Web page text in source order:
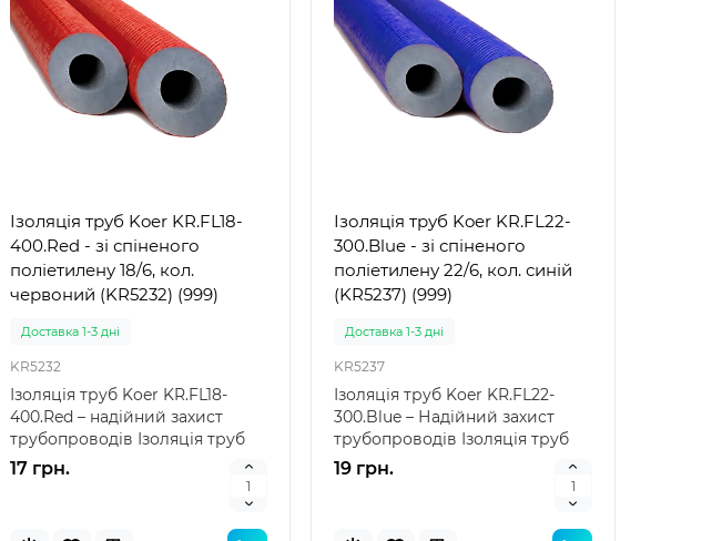
Ізоляція труб Koer KR.FL18-
400.Red - зі спіненого
поліетилену 18/6, кол.
червоний (KR5232) (999)
Доставка 1-3 дні
KR5232
Ізоляція труб Koer KR.FL18-
400.Red – надійний захист
трубопроводів Ізоляція труб
Koer KR.FL18-400.R..
17 грн.
Ізоляція труб Koer KR.FL22-
300.Blue - зі спіненого
поліетилену 22/6, кол. синій
(KR5237) (999)
Доставка 1-3 дні
KR5237
Ізоляція труб Koer KR.FL22-
300.Blue – Надійний захист
трубопроводів Ізоляція труб
Koer KR.FL22-300...
19 грн.